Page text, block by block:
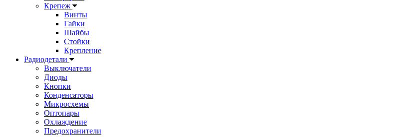
Крепеж
Винты
Гайки
Шайбы
Стойки
Крепление
Радиодетали
Выключатели
Диоды
Кнопки
Конденсаторы
Микросхемы
Оптопары
Охлаждение
Предохранители